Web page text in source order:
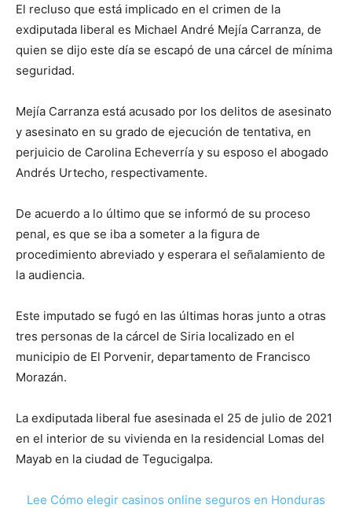
El recluso que está implicado en el crimen de la
exdiputada liberal es Michael André Mejía Carranza, de
quien se dijo este día se escapó de una cárcel de mínima
seguridad.
Mejía Carranza está acusado por los delitos de asesinato
y asesinato en su grado de ejecución de tentativa, en
perjuicio de Carolina Echeverría y su esposo el abogado
Andrés Urtecho, respectivamente.
De acuerdo a lo último que se informó de su proceso
penal, es que se iba a someter a la figura de
procedimiento abreviado y esperara el señalamiento de
la audiencia.
Este imputado se fugó en las últimas horas junto a otras
tres personas de la cárcel de Siria localizado en el
municipio de El Porvenir, departamento de Francisco
Morazán.
La exdiputada liberal fue asesinada el 25 de julio de 2021
en el interior de su vivienda en la residencial Lomas del
Mayab en la ciudad de Tegucigalpa.
Lee Cómo elegir casinos online seguros en Honduras